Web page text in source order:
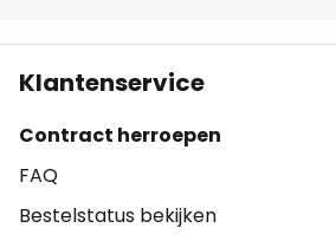
Klantenservice
Contract herroepen
FAQ
Bestelstatus bekijken